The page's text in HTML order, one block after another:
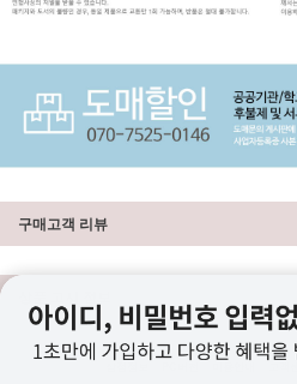
구매고객 리뷰